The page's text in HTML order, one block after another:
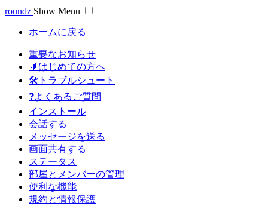
roundz Show Menu
ホームに戻る
重要なお知らせ
🔰はじめての方へ
🛠トラブルシュート
❓よくあるご質問
インストール
会話する
メッセージを送る
画面共有する
ステータス
部屋とメンバーの管理
便利な機能
規約と情報保護